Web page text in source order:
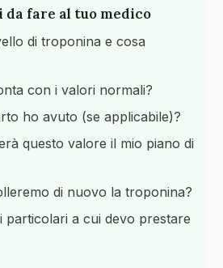
da fare al tuo medico
di troponina e cosa
con i valori normali?
ho avuto (se applicabile)?
questo valore il mio piano di
di nuovo la troponina?
particolari a cui devo prestare